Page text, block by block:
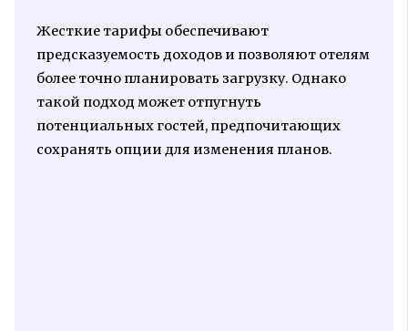
Жесткие тарифы обеспечивают
предсказуемость доходов и позволяют отелям
более точно планировать загрузку. Однако
такой подход может отпугнуть
потенциальных гостей, предпочитающих
сохранять опции для изменения планов.